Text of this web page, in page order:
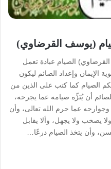
(يوسف القرضاوي)
الصيام عبادة تعمل
الإيمان وإعداد الصائم ليكون
الصيام كما كتب على الذين من
أن يُنَزِّه صيامه عما يجرحه،
عما حرم الله تعالى، وأن
يصخب ولا يجهل، وألا يقابل
وأن يتخذ الصيام درعًا…